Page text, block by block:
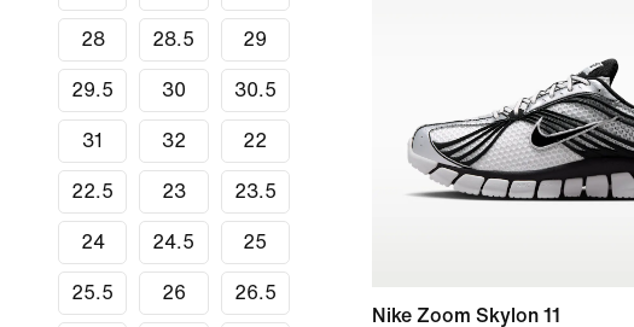
28 28.5 29
29.5 30 30.5
31 32 22
22.5 23 23.5
24 24.5 25
25.5 26 26.5
Nike Zoom Skylon 11